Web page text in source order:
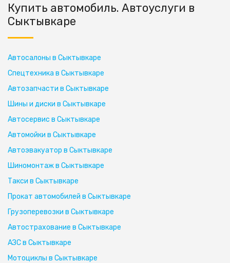
Купить автомобиль. Автоуслуги в
Сыктывкаре
Автосалоны в Сыктывкаре
Спецтехника в Сыктывкаре
Автозапчасти в Сыктывкаре
Шины и диски в Сыктывкаре
Автосервис в Сыктывкаре
Автомойки в Сыктывкаре
Автоэвакуатор в Сыктывкаре
Шиномонтаж в Сыктывкаре
Такси в Сыктывкаре
Прокат автомобилей в Сыктывкаре
Грузоперевозки в Сыктывкаре
Автострахование в Сыктывкаре
АЗС в Сыктывкаре
Мотоциклы в Сыктывкаре